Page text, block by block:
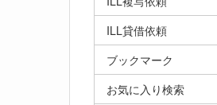
ILL貸借依頼
ブックマーク
お気に入り検索